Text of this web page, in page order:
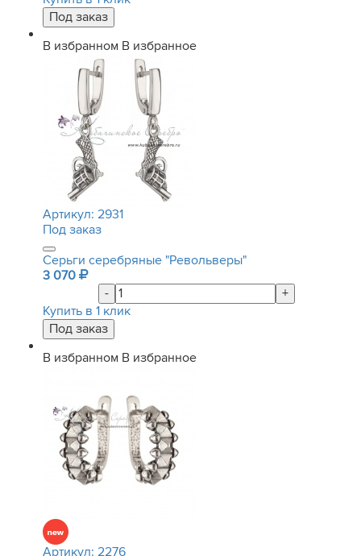
В избранном В избранное
Артикул: 2931
Под заказ
Серьги серебряные "Револьверы"
3 070
-
+
Купить в 1 клик
В избранном В избранное
Артикул: 2276